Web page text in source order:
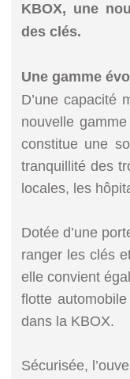
KBOX, une
des clés.
Une gamme
D’une capacité
nouvelle
constitue une
tranquillité des
locales, les
Dotée d’une
ranger les clés
elle convient
flotte
dans la KBOX.
Sécurisée,